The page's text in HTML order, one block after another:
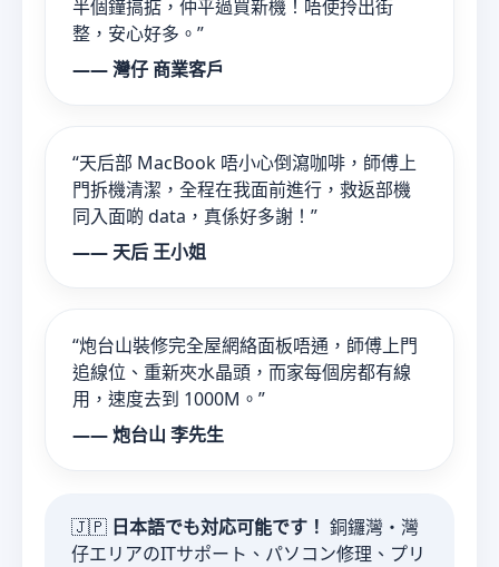
半個鐘搞掂，仲平過買新機！唔使拎出街
整，安心好多。”
—— 灣仔 商業客戶
“天后部 MacBook 唔小心倒瀉咖啡，師傅上
門拆機清潔，全程在我面前進行，救返部機
同入面啲 data，真係好多謝！”
—— 天后 王小姐
“炮台山裝修完全屋網絡面板唔通，師傅上門
追線位、重新夾水晶頭，而家每個房都有線
用，速度去到 1000M。”
—— 炮台山 李先生
🇯🇵 日本語でも対応可能です！ 銅鑼灣・灣
仔エリアのITサポート、パソコン修理、プリ